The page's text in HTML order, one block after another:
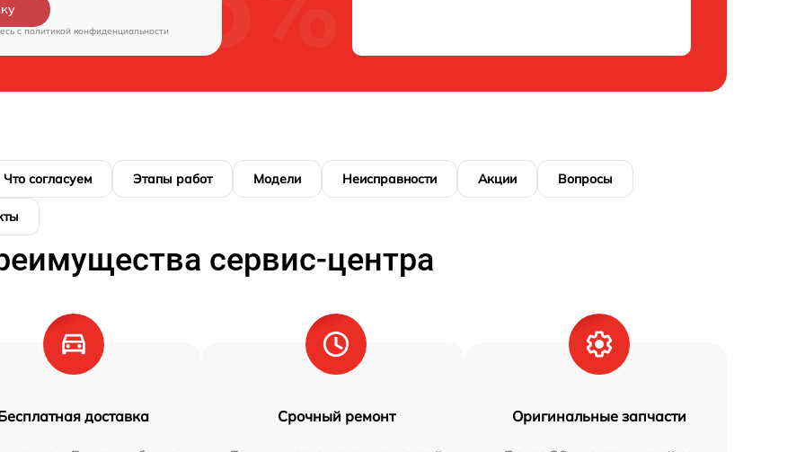
cполитикой конфиденциальности
Что согласуем Этапы работ Модели Неисправности Акции Вопросы
сервис-центра
доставка Срочный ремонт Оригинальные запчасти